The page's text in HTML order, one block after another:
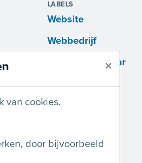
×
van cookies.
door bijvoorbeeld
LABELS
Website
Webbedrijf
Webontwikkelaar